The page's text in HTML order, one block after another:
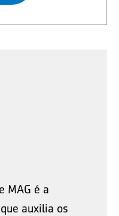
MAG é a
auxilia os